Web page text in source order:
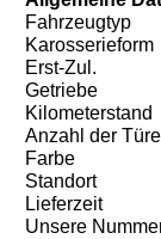
Fahrzeugtyp
Karosserieform
Erst-Zul.
Getriebe
Kilometerstand
Anzahl der
Farbe
Standort
Lieferzeit
Unsere